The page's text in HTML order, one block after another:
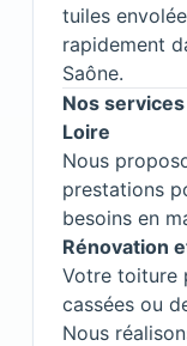
tuiles
rapidement
Saône.
Nos
Loire
Nous
prestations
besoins en
Rénovation
Votre toiture
cassées ou
Nous